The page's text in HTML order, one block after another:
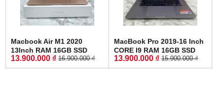
Macbook Air M1 2020
13Inch RAM 16GB SSD
512GB (Gold) - New 99%
13.900.000 ₫ 16.900.000 ₫
MacBook Pro 2019-16 Inch
CORE I9 RAM 16GB SSD
1.000GB Radeon Pro
5500M 4GB Touch Bar -
13.900.000 ₫ 15.900.000 ₫